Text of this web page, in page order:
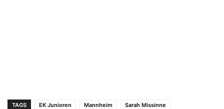
TAGS EK Junioren Mannheim Sarah Missinne